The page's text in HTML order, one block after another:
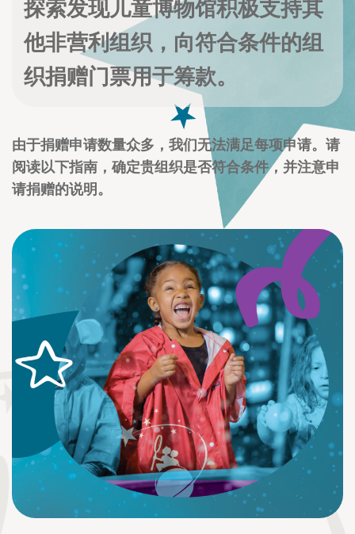
探索发现儿童博物馆积极支持其
他非营利组织，向符合条件的组
织捐赠门票用于筹款。
由于捐赠申请数量众多，我们无法满足每项申请。请
阅读以下指南，确定贵组织是否符合条件，并注意申
请捐赠的说明。